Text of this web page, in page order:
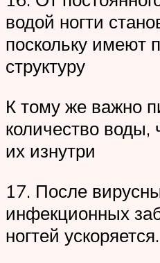
водой ногти
поскольку имеют
структуру
К тому же важно
количество воды,
их изнутри
17. После
инфекционных
ногтей ускоряется.